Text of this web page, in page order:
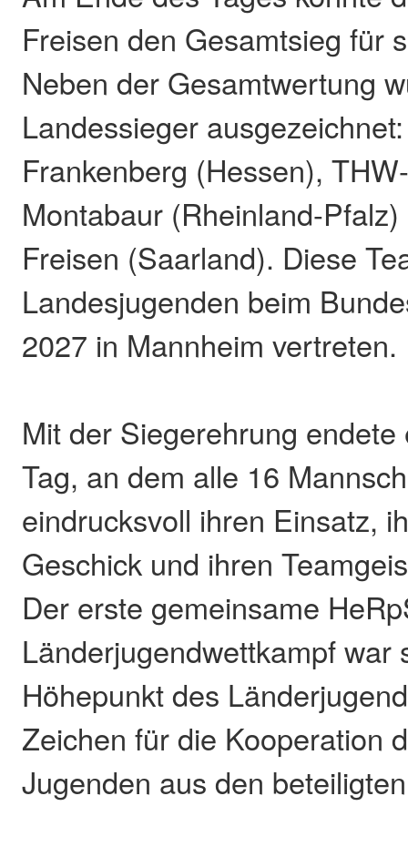
Freisen den Gesamtsieg für
Neben der Gesamtwertung
Landessieger
Frankenberg (Hessen),
Montabaur (Rheinland-
Freisen (Saarland). Diese
Landesjugenden beim
2027 in Mannheim vertreten.
Mit der Siegerehrung
Tag, an dem alle 16
eindrucksvoll ihren Einsatz,
Geschick und ihren
Der erste gemeinsame
Länderjugendwettkampf war
Höhepunkt des
Zeichen für die Kooperation
Jugenden aus den